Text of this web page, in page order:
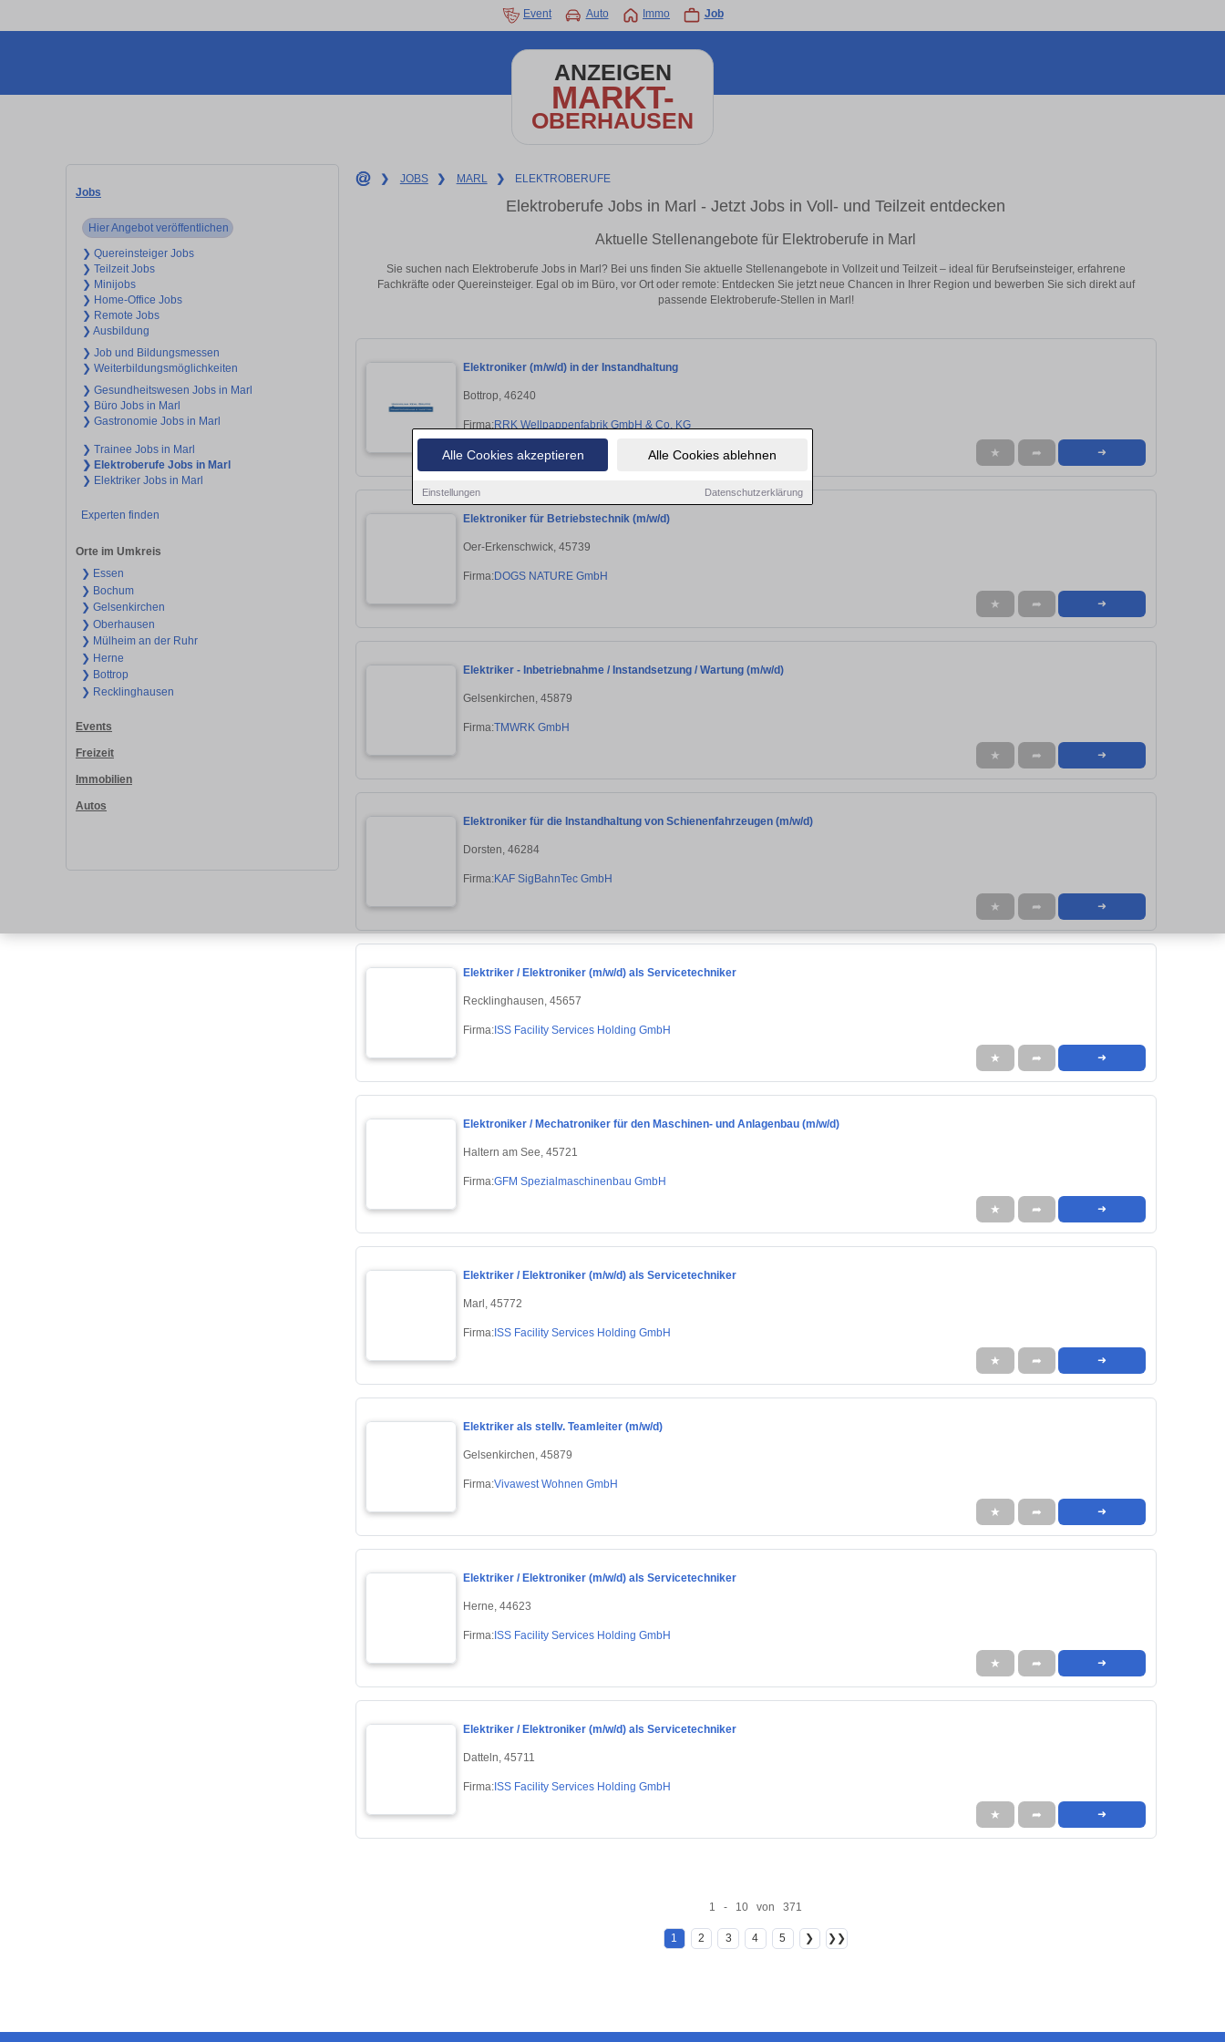
Alle Cookies akzeptieren Alle Cookies ablehnen
Einstellungen Datenschutzerklärung
Event Auto Immo Job
ANZEIGEN
MARKT-
OBERHAUSEN
Jobs
Hier Angebot veröffentlichen
❯ Quereinsteiger Jobs
❯ Teilzeit Jobs
❯ Minijobs
❯ Home-Office Jobs
❯ Remote Jobs
❯ Ausbildung
❯ Job und Bildungsmessen
❯ Weiterbildungsmöglichkeiten
❯ Gesundheitswesen Jobs in Marl
❯ Büro Jobs in Marl
❯ Gastronomie Jobs in Marl
❯ Trainee Jobs in Marl
❯ Elektroberufe Jobs in Marl
❯ Elektriker Jobs in Marl
Experten finden
Orte im Umkreis
❯ Essen
❯ Bochum
❯ Gelsenkirchen
❯ Oberhausen
❯ Mülheim an der Ruhr
❯ Herne
❯ Bottrop
❯ Recklinghausen
Events
Freizeit
Immobilien
Autos
❯ JOBS ❯ MARL ❯ ELEKTROBERUFE
Elektroberufe Jobs in Marl - Jetzt Jobs in Voll- und Teilzeit entdecken
Aktuelle Stellenangebote für Elektroberufe in Marl
Sie suchen nach Elektroberufe Jobs in Marl? Bei uns finden Sie aktuelle Stellenangebote in Vollzeit und Teilzeit – ideal für Berufseinsteiger, erfahrene
Fachkräfte oder Quereinsteiger. Egal ob im Büro, vor Ort oder remote: Entdecken Sie jetzt neue Chancen in Ihrer Region und bewerben Sie sich direkt auf
passende Elektroberufe-Stellen in Marl!
Elektroniker (m/w/d) in der Instandhaltung
Bottrop, 46240
Firma:RRK Wellpappenfabrik GmbH & Co. KG
★ ➦ ➜
Elektroniker für Betriebstechnik (m/w/d)
Oer-Erkenschwick, 45739
Firma:DOGS NATURE GmbH
★ ➦ ➜
Elektriker - Inbetriebnahme / Instandsetzung / Wartung (m/w/d)
Gelsenkirchen, 45879
Firma:TMWRK GmbH
★ ➦ ➜
Elektroniker für die Instandhaltung von Schienenfahrzeugen (m/w/d)
Dorsten, 46284
Firma:KAF SigBahnTec GmbH
★ ➦ ➜
Elektriker / Elektroniker (m/w/d) als Servicetechniker
Recklinghausen, 45657
Firma:ISS Facility Services Holding GmbH
★ ➦ ➜
Elektroniker / Mechatroniker für den Maschinen- und Anlagenbau (m/w/d)
Haltern am See, 45721
Firma:GFM Spezialmaschinenbau GmbH
★ ➦ ➜
Elektriker / Elektroniker (m/w/d) als Servicetechniker
Marl, 45772
Firma:ISS Facility Services Holding GmbH
★ ➦ ➜
Elektriker als stellv. Teamleiter (m/w/d)
Gelsenkirchen, 45879
Firma:Vivawest Wohnen GmbH
★ ➦ ➜
Elektriker / Elektroniker (m/w/d) als Servicetechniker
Herne, 44623
Firma:ISS Facility Services Holding GmbH
★ ➦ ➜
Elektriker / Elektroniker (m/w/d) als Servicetechniker
Datteln, 45711
Firma:ISS Facility Services Holding GmbH
★ ➦ ➜
1 - 10 von 371
1 2 3 4 5 ❯ ❯❯